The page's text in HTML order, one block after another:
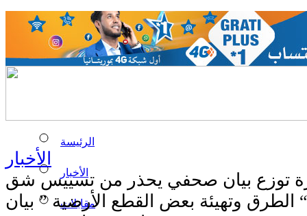
الرئيسة
الأخبار
مقابلات
الأخبار
توزع بيان صحفي يحذر من تسييس شق
الطرق وتهيئة بعض القطع الأرضية ” بيان “